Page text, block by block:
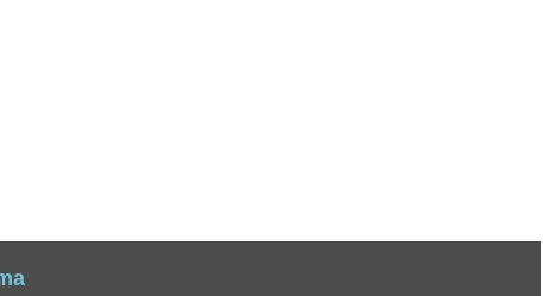
вторичный экшен в антураже феодальной Японии от